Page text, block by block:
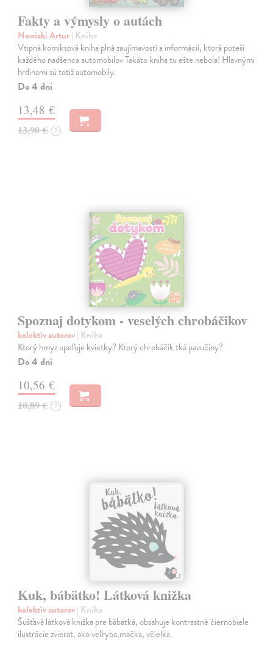
Fakty a výmysly o autách
Nowicki Artur| Kniha
Vtipná komiksová kniha plná zaujímavostí a informácií, ktorá poteší
každého nadšenca automobilov Takáto kniha tu ešte nebola! Hlavnými
hrdinami sú totiž automobily.
Do 4 dní
13,48 €
13,90 € ?
Spoznaj dotykom - veselých chrobáčikov
kolektív autorov| Kniha
Ktorý hmyz opeľuje kvietky? Ktorý chrobáčik tká pavučiny?
Do 4 dní
10,56 €
10,89 € ?
Kuk, bábätko! Látková knižka
kolektív autorov| Kniha
Šušťavá látková knižka pre bábätká, obsahuje kontrastné čiernobiele
ilustrácie zvierat, ako veľryba,mačka, včielka.